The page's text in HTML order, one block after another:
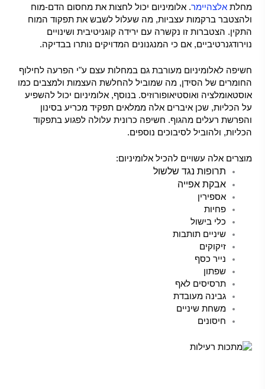
מחלתאלצהיימר. אלומיניום יכול לחצות את מחסום הדם-מוח
ולהצטבר ברקמות עצביות, מה שעלול לשבש את תפקוד המוח
התקין. הצטברות זו נקשרה עם ירידה קוגניטיבית ושינויים
נוירודגנרטיביים, אם כי המנגנונים המדויקים נותרו בבדיקה.
חשיפה לאלומיניום מעורבת גם במחלות עצם ע"י הפרעה לחילוף
החומרים של הסידן, מה שמוביל להחלשת העצמות ולמצבים כמו
אוסטאומלציה ואוסטיאופורוזיס. בנוסף, אלומיניום יכול להשפיע
על הכליות, שכן איברים אלה ממלאים תפקיד מכריע בסינון
והפרשת רעלים מהגוף. חשיפה כרונית עלולה לפגוע בתפקוד
הכליות, ולהוביל לסיבוכים נוספים.
מוצרים אלה עשויים להכיל אלומיניום:
תרופות נגד שלשול
אבקת אפייה
אספירין
פחיות
כלי בישול
שיניים תותבות
זיקוקים
נייר כסף
שפתון
תרסיסים לאף
גבינה מעובדת
משחת שיניים
חיסונים